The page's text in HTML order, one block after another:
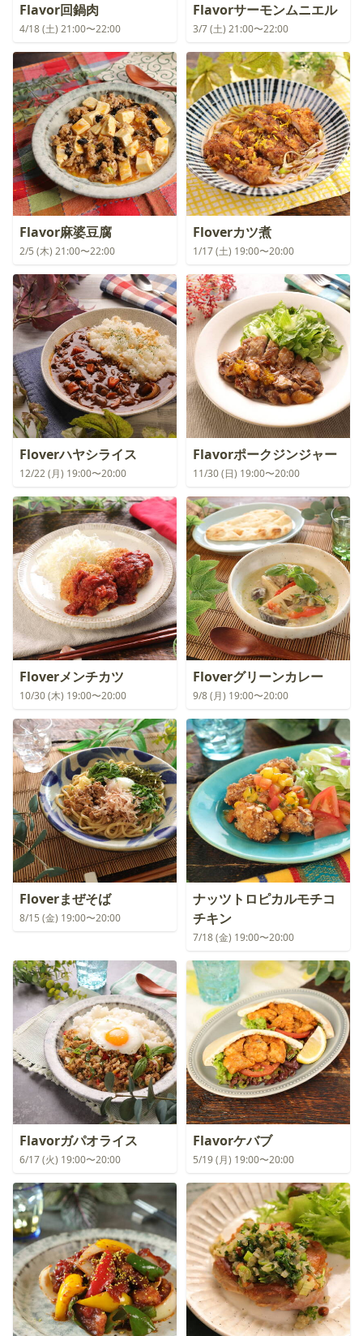
Flavor回鍋肉
4/18 (土) 21:00〜22:00
Flavorサーモンムニエル
3/7 (土) 21:00〜22:00
Flavor麻婆豆腐
2/5 (木) 21:00〜22:00
Floverカツ煮
1/17 (土) 19:00〜20:00
Floverハヤシライス
12/22 (月) 19:00〜20:00
Flavorポークジンジャー
11/30 (日) 19:00〜20:00
Floverメンチカツ
10/30 (木) 19:00〜20:00
Floverグリーンカレー
9/8 (月) 19:00〜20:00
Floverまぜそば
8/15 (金) 19:00〜20:00
ナッツトロピカルモチコ
チキン
7/18 (金) 19:00〜20:00
Flavorガパオライス
6/17 (火) 19:00〜20:00
Flavorケバブ
5/19 (月) 19:00〜20:00